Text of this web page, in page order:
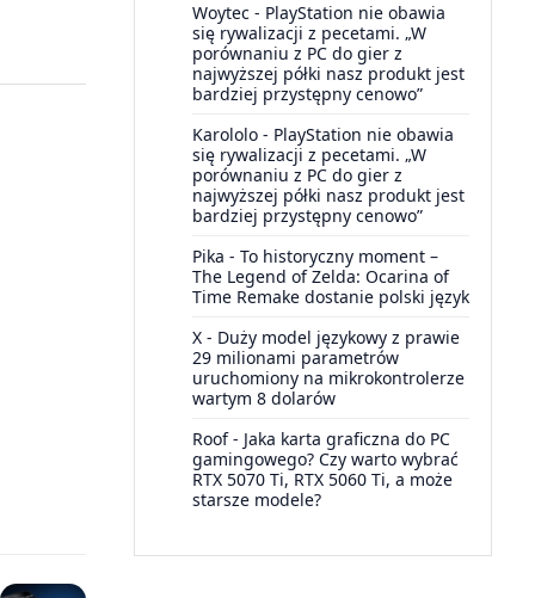
Woytec - PlayStation nie obawia
się rywalizacji z pecetami. „W
porównaniu z PC do gier z
najwyższej półki nasz produkt jest
bardziej przystępny cenowo”
Karololo - PlayStation nie obawia
się rywalizacji z pecetami. „W
porównaniu z PC do gier z
najwyższej półki nasz produkt jest
bardziej przystępny cenowo”
Pika - To historyczny moment –
The Legend of Zelda: Ocarina of
Time Remake dostanie polski język
X - Duży model językowy z prawie
29 milionami parametrów
uruchomiony na mikrokontrolerze
wartym 8 dolarów
Roof- Jaka karta graficzna do PC
gamingowego? Czy warto wybrać
RTX 5070 Ti, RTX 5060 Ti, a może
starsze modele?